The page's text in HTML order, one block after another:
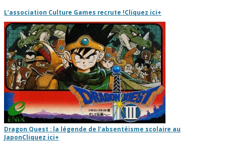
L’association Culture Games recrute !Cliquez ici+
Dragon Quest : la légende de l’absentéisme scolaire au
JaponCliquez ici+